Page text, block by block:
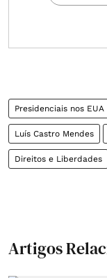
Presidenciais nos EUA
Luís Castro Mendes
Direitos e Liberdades
Artigos